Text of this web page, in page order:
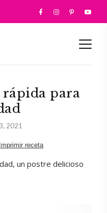
para
2021
Imprimir receta
un postre delicioso